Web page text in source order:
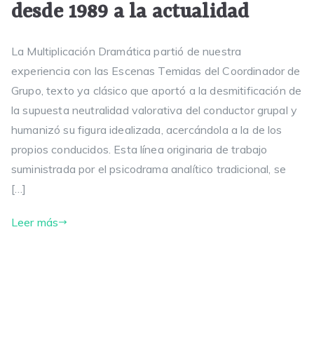
desde 1989 a la actualidad
La Multiplicación Dramática partió de nuestra
experiencia con las Escenas Temidas del Coordinador de
Grupo, texto ya clásico que aportó a la desmitificación de
la supuesta neutralidad valorativa del conductor grupal y
humanizó su figura idealizada, acercándola a la de los
propios conducidos. Esta línea originaria de trabajo
suministrada por el psicodrama analítico tradicional, se
[…]
Leer más